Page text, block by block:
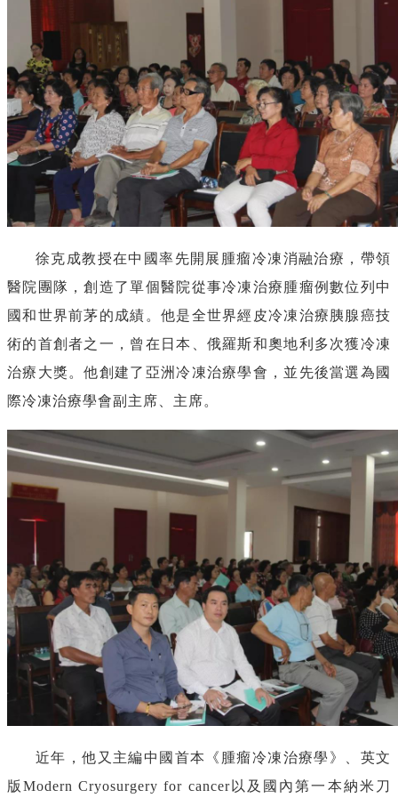
徐克成教授在中國率先開展腫瘤冷凍消融治療，帶領
醫院團隊，創造了單個醫院從事冷凍治療腫瘤例數位列中
國和世界前茅的成績。他是全世界經皮冷凍治療胰腺癌技
術的首創者之一，曾在日本、俄羅斯和奧地利多次獲冷凍
治療大獎。他創建了亞洲冷凍治療學會，並先後當選為國
際冷凍治療學會副主席、主席。
近年，他又主編中國首本《腫瘤冷凍治療學》、英文
版Modern Cryosurgery for cancer以及國內第一本納米刀